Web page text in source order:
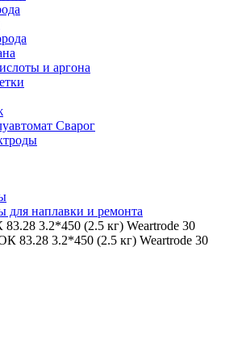
и аргона
Сварог
для наплавки и ремонта
3.2*450 (2.5 кг) Weartrode 30